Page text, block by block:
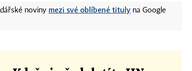
noviny mezi své oblíbené tituly na Google